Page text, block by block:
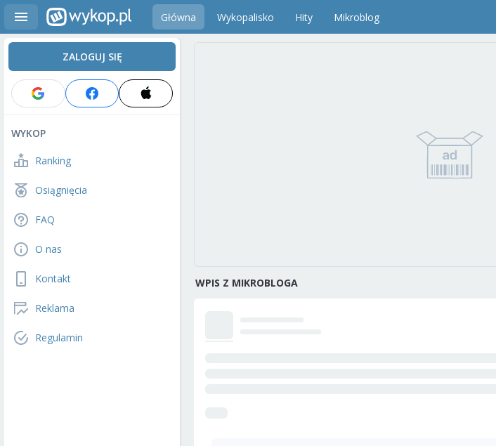
Główna Wykopalisko Hity Mikroblog
ZALOGUJ SIĘ
WYKOP
Ranking
Osiągnięcia
FAQ
O nas
Kontakt
Reklama
Regulamin
WPIS Z MIKROBLOGA